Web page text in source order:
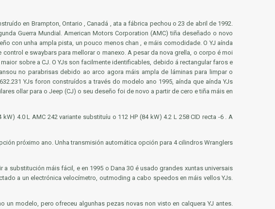
en Brampton, Ontario , Canadá , ata a fábrica pechou o 23 de abril de 1992.
Guerra Mundial. American Motors Corporation (AMC) tiña deseñado o novo
con unha ampla pista, un pouco menos chan , e máis comodidade. O YJ aínda
e swaybars para mellorar o manexo. A pesar da nova grella, o corpo é moi
sobre a CJ. O YJs son facilmente identificables, debido á rectangular faros e
no parabrisas debido ao arco agora máis ampla de láminas para limpar o
YJs foron construídos a través do modelo ano 1995, aínda que aínda YJs
ollar para o Jeep (CJ) o seu deseño foi de novo a partir de cero e tiña máis en
4.0 L AMC 242 variante substituíu o 112 HP (84 kW) 4.2 L 258 CID recta -6 . A
próximo ano. Unha transmisión automática opción para 4 cilindros Wranglers
substitución máis fácil, e en 1995 o Dana 30 é usado grandes xuntas universais
a un electrónica velocímetro, outmoding a cabo speedos en máis vellos YJs.
modelo, pero ofreceu algunhas pezas novas non visto en calquera YJ antes.